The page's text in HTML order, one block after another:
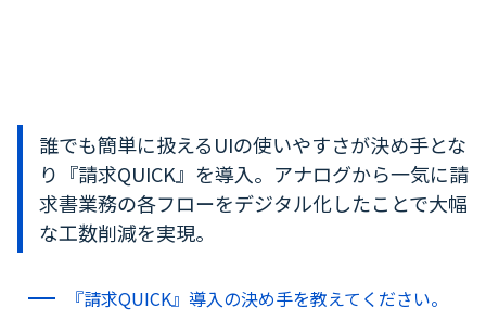
誰でも簡単に扱えるUIの使いやすさが決め手とな
り『請求QUICK』を導入。アナログから一気に請
求書業務の各フローをデジタル化したことで大幅
な工数削減を実現。
『請求QUICK』導入の決め手を教えてください。